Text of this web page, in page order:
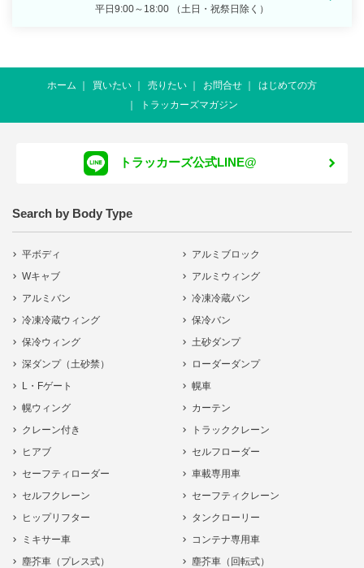
平日9:00～18:00 （土日・祝祭日除く）
ホーム 買いたい 売りたい お問合せ
はじめての方
トラッカーズマガジン
トラッカーズ公式LINE@
Search by Body Type
平ボディ
アルミブロック
Wキャブ
アルミウィング
アルミバン
冷凍冷蔵バン
冷凍冷蔵ウィング
保冷バン
保冷ウィング
土砂ダンプ
深ダンプ（土砂禁）
ローダーダンプ
L・Fゲート
幌車
幌ウィング
カーテン
クレーン付き
トラッククレーン
ヒアブ
セルフローダー
セーフティローダー
車載専用車
セルフクレーン
セーフティクレーン
ヒップリフター
タンクローリー
ミキサー車
コンテナ専用車
塵芥車（プレス式）
塵芥車（回転式）